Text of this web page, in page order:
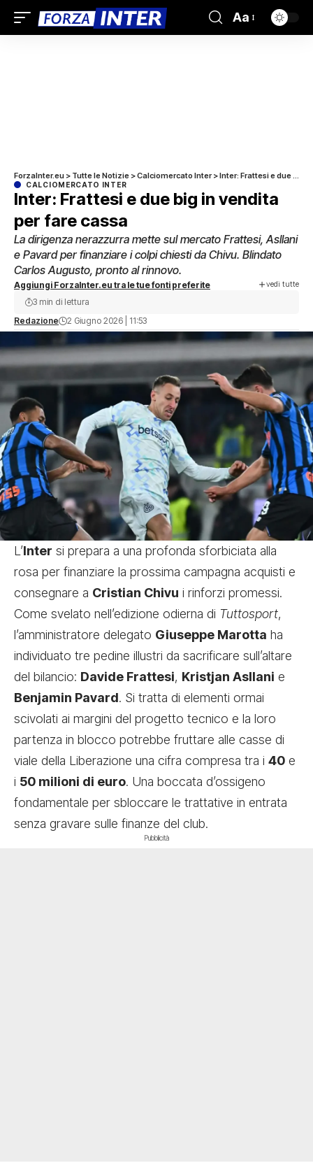
Aa
ForzaInter.eu > Tutte le Notizie >Calciomercato Inter>Inter: Frattesi e due big in vendita per fare cassa
CALCIOMERCATO INTER
Inter: Frattesi e due big in vendita
per fare cassa
La dirigenza nerazzurra mette sul mercato Frattesi, Asllani
e Pavard per finanziare i colpi chiesti da Chivu. Blindato
Carlos Augusto, pronto al rinnovo.
Aggiungi ForzaInter.eu tra le tue fonti preferite vedi tutte
Redazione 2 Giugno 2026 | 11:53
3 min di lettura
L’Inter si prepara a una profonda sforbiciata alla
rosa per finanziare la prossima campagna acquisti e
consegnare a Cristian Chivu i rinforzi promessi.
Come svelato nell’edizione odierna di Tuttosport,
l’amministratore delegato Giuseppe Marotta ha
individuato tre pedine illustri da sacrificare sull’altare
del bilancio: Davide Frattesi, Kristjan Asllani e
Benjamin Pavard. Si tratta di elementi ormai
scivolati ai margini del progetto tecnico e la loro
partenza in blocco potrebbe fruttare alle casse di
viale della Liberazione una cifra compresa tra i 40 e
i 50 milioni di euro. Una boccata d’ossigeno
fondamentale per sbloccare le trattative in entrata
senza gravare sulle finanze del club.
Pubblicità